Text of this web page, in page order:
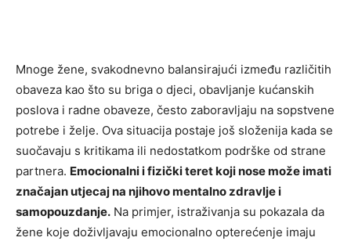
Mnoge žene, svakodnevno balansirajući između različitih
obaveza kao što su briga o djeci, obavljanje kućanskih
poslova i radne obaveze, često zaboravljaju na sopstvene
potrebe i želje. Ova situacija postaje još složenija kada se
suočavaju s kritikama ili nedostatkom podrške od strane
partnera. Emocionalni i fizički teret koji nose može imati
značajan utjecaj na njihovo mentalno zdravlje i
samopouzdanje. Na primjer, istraživanja su pokazala da
žene koje doživljavaju emocionalno opterećenje imaju